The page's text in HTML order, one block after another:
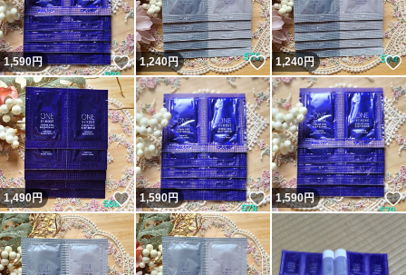
1,590円 いいね！
1,240円 いいね！
1,240円
1,490円 いいね！
1,590円 いいね！
1,590円